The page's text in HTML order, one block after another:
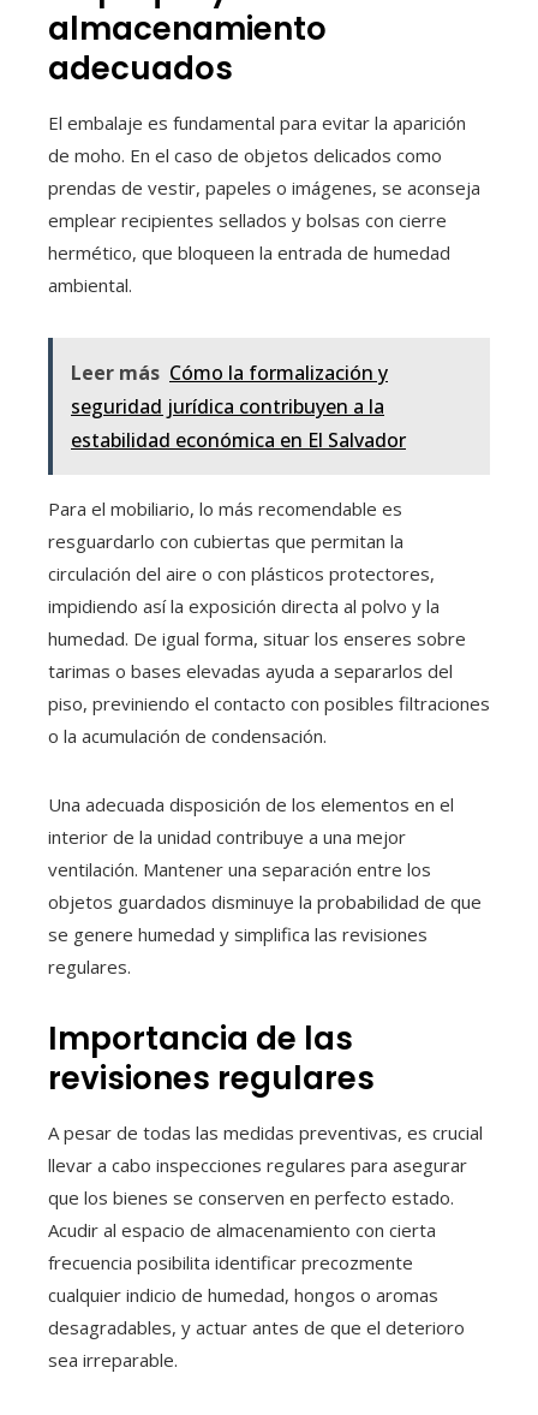
almacenamiento
adecuados
El embalaje es fundamental para evitar la aparición
de moho. En el caso de objetos delicados como
prendas de vestir, papeles o imágenes, se aconseja
emplear recipientes sellados y bolsas con cierre
hermético, que bloqueen la entrada de humedad
ambiental.
Leer más Cómo la formalización y
seguridad jurídica contribuyen a la
estabilidad económica en El Salvador
Para el mobiliario, lo más recomendable es
resguardarlo con cubiertas que permitan la
circulación del aire o con plásticos protectores,
impidiendo así la exposición directa al polvo y la
humedad. De igual forma, situar los enseres sobre
tarimas o bases elevadas ayuda a separarlos del
piso, previniendo el contacto con posibles filtraciones
o la acumulación de condensación.
Una adecuada disposición de los elementos en el
interior de la unidad contribuye a una mejor
ventilación. Mantener una separación entre los
objetos guardados disminuye la probabilidad de que
se genere humedad y simplifica las revisiones
regulares.
Importancia de las
revisiones regulares
A pesar de todas las medidas preventivas, es crucial
llevar a cabo inspecciones regulares para asegurar
que los bienes se conserven en perfecto estado.
Acudir al espacio de almacenamiento con cierta
frecuencia posibilita identificar precozmente
cualquier indicio de humedad, hongos o aromas
desagradables, y actuar antes de que el deterioro
sea irreparable.